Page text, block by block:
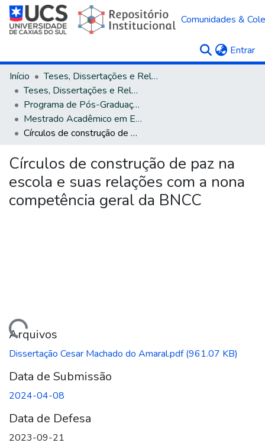
Comunidades &
Entrar
Início
Teses, Dissertações e Relatórios
Teses, Dissertações e Relatórios defendidos na UCS
Programa de Pós-Graduação em Educação
Mestrado Acadêmico em Educação
Círculos de construção de paz na escola e suas relações com a nona competência geral da BNCC
Círculos de construção de paz na
escola e suas relações com a nona
competência geral da BNCC
Arquivos
Dissertação Cesar Machado do Amaral.pdf(961.07 KB)
Data de Submissão
2024-04-08
Data de Defesa
2023-09-21